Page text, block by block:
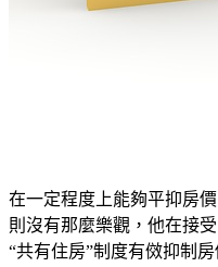
在一定程度上能夠平抑房價
則沒有那麼樂觀，他在接
“共有住房”制度有傚抑制